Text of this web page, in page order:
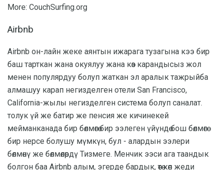
More: CouchSurfing.org
Airbnb
Airbnb он-лайн жеке аянтын ижарага тузагына кээ бир
баш тарткан жана окуялуу жана көз карандысыз жол
менен популярдуу болуп жаткан эл аралык тажрыйба
алмашуу карап негизделген отели San Francisco,
California-жылы негизделген система болуп саналат.
толук үй же батир же пенсия же кичинекей
мейманканада бир бөлмөгө бир ээлеген үйүндө бош бөлмөгө
бир нерсе болушу мүмкүн, бул - алардын ээлери
бөлмөнү же бөлмөлөрдү Тизмеге. Менчик ээси ага таандык
болгон баа Airbnb алым, эгерде бардык, өтө көп жеди